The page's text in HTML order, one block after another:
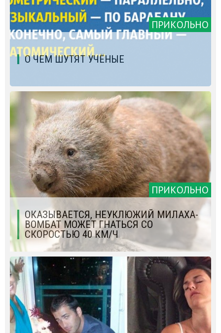
ПРИКОЛЬНО
О ЧЕМ ШУТЯТ УЧЁНЫЕ
ПРИКОЛЬНО
ОКАЗЫВАЕТСЯ, НЕУКЛЮЖИЙ МИЛАХА-
ВОМБАТ МОЖЕТ ГНАТЬСЯ СО
СКОРОСТЬЮ 40 КМ/Ч